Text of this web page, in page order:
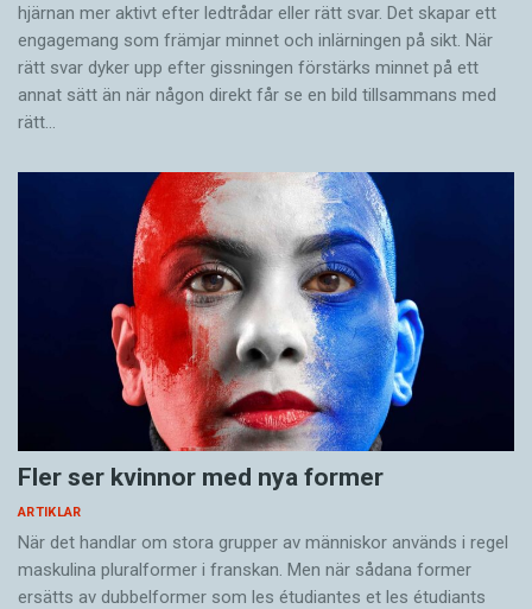
hjärnan mer aktivt ­efter ledtrådar eller rätt svar. Det skapar ett
engagemang som främjar minnet och inlärningen på sikt. När
rätt svar dyker upp efter gissningen förstärks minnet på ett
annat sätt än när någon direkt får se en bild tillsammans med
rätt…
Fler ser kvinnor med nya former
ARTIKLAR
När det handlar om stora grupper av människor används i regel
maskulina pluralformer i franskan. Men när sådana ­former
ersätts av dubbel­former som les étudiantes et les étudiants